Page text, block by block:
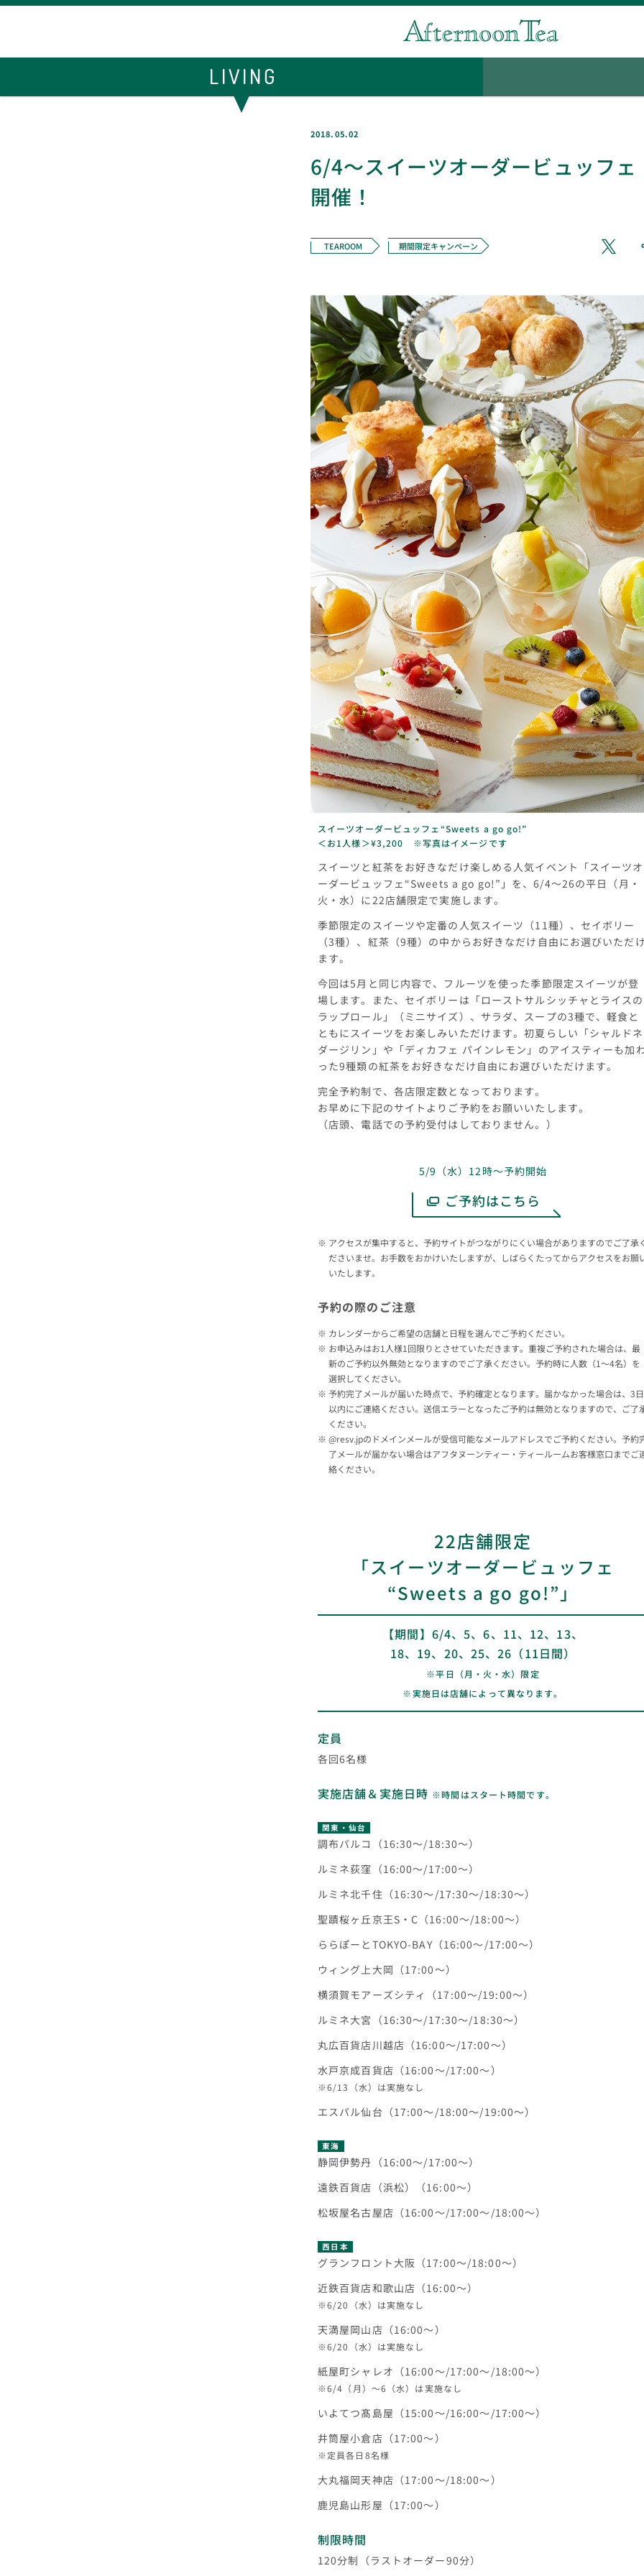
2018.05.02
6/4～スイーツオーダービュッフェ
開催！
TEAROOM 期間限定キャンペーン
スイーツオーダービュッフェ“Sweets a go go!”
＜お1人様＞¥3,200 ※写真はイメージです
スイーツと紅茶をお好きなだけ楽しめる人気イベント「スイーツオ
ーダービュッフェ“Sweets a go go!”」を、6/4～26の平日（月・
火・水）に22店舗限定で実施します。
季節限定のスイーツや定番の人気スイーツ（11種）、セイボリー
（3種）、紅茶（9種）の中からお好きなだけ自由にお選びいただ
ます。
今回は5月と同じ内容で、フルーツを使った季節限定スイーツが登
場します。また、セイボリーは「ローストサルシッチャとライスの
ラップロール」（ミニサイズ）、サラダ、スープの3種で、軽食と
ともにスイーツをお楽しみいただけます。初夏らしい「シャルドネ
ダージリン」や「ディカフェ パインレモン」のアイスティーも加
った9種類の紅茶をお好きなだけ自由にお選びいただけます。
完全予約制で、各店限定数となっております。
お早めに下記のサイトよりご予約をお願いいたします。
（店頭、電話での予約受付はしておりません。）
5/9（水）12時～予約開始
ご予約はこちら
アクセスが集中すると、予約サイトがつながりにくい場合がありますのでご了承
ださいませ。お手数をおかけいたしますが、しばらくたってからアクセスをお願
いたします。
予約の際のご注意
カレンダーからご希望の店舗と日程を選んでご予約ください。
お申込みはお1人様1回限りとさせていただきます。重複ご予約された場合は、最
新のご予約以外無効となりますのでご了承ください。予約時に人数（1～4名）を
選択してください。
予約完了メールが届いた時点で、予約確定となります。届かなかった場合は、3日
以内にご連絡ください。送信エラーとなったご予約は無効となりますので、ご了
ください。
@resv.jpのドメインメールが受信可能なメールアドレスでご予約ください。予約
了メールが届かない場合はアフタヌーンティー・ティールームお客様窓口までご
絡ください。
22店舗限定
「スイーツオーダービュッフェ
“Sweets a go go!”」
【期間】6/4、5、6、11、12、13、
18、19、20、25、26（11日間）
※平日（月・火・水）限定
※実施日は店舗によって異なります。
定員
各回6名様
実施店舗＆実施日時 ※時間はスタート時間です。
関東・仙台
調布パルコ（16:30～/18:30～）
ルミネ荻窪（16:00～/17:00～）
ルミネ北千住（16:30～/17:30～/18:30～）
聖蹟桜ヶ丘京王S・C（16:00～/18:00～）
ららぽーとTOKYO-BAY（16:00～/17:00～）
ウィング上大岡（17:00～）
横須賀モアーズシティ（17:00～/19:00～）
ルミネ大宮（16:30～/17:30～/18:30～）
丸広百貨店川越店（16:00～/17:00～）
水戸京成百貨店（16:00～/17:00～）
※6/13（水）は実施なし
エスパル仙台（17:00～/18:00～/19:00～）
東海
静岡伊勢丹（16:00～/17:00～）
遠鉄百貨店（浜松）（16:00～）
松坂屋名古屋店（16:00～/17:00～/18:00～）
西日本
グランフロント大阪（17:00～/18:00～）
近鉄百貨店和歌山店（16:00～）
※6/20（水）は実施なし
天満屋岡山店（16:00～）
※6/20（水）は実施なし
紙屋町シャレオ（16:00～/17:00～/18:00～）
※6/4（月）〜6（水）は実施なし
いよてつ髙島屋（15:00～/16:00～/17:00～）
井筒屋小倉店（17:00～）
※定員各日8名様
大丸福岡天神店（17:00～/18:00～）
鹿児島山形屋（17:00～）
制限時間
120分制（ラストオーダー90分）
LIVING